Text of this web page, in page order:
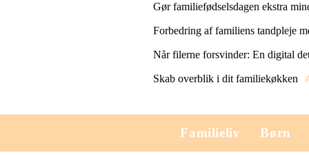
Gør familiefødselsdagen ekstra
Forbedring af familiens tandpleje
Når filerne forsvinder: En digital
Skab overblik i dit familiekøkken
Familieliv Børn